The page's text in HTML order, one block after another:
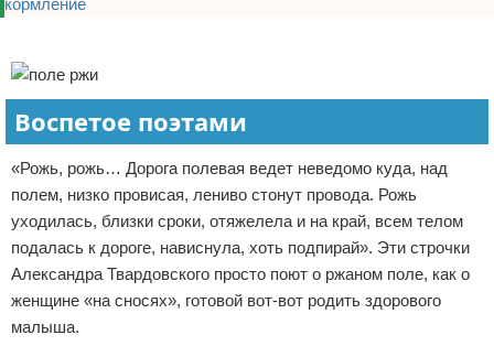
Воспетое поэтами
«Рожь, рожь… Дорога полевая ведет неведомо куда, над
полем, низко провисая, лениво стонут провода. Рожь
уходилась, близки сроки, отяжелела и на край, всем телом
подалась к дороге, нависнула, хоть подпирай». Эти строчки
Александра Твардовского просто поют о ржаном поле, как о
женщине «на сносях», готовой вот-вот родить здорового
малыша.